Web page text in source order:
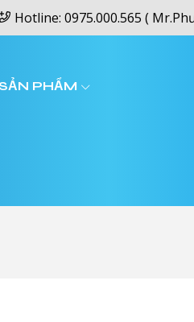
Hotline: 0975.000.565 (
PHẨM